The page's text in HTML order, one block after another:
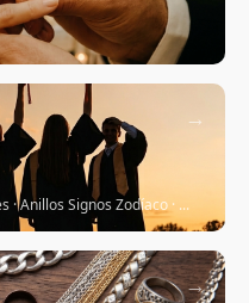
Anillos Signos Zodíaco · ...
→
→